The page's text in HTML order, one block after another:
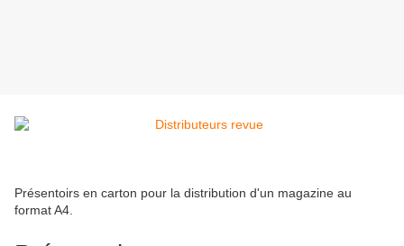
Présentoirs en carton pour la distribution d'un magazine au
format A4.